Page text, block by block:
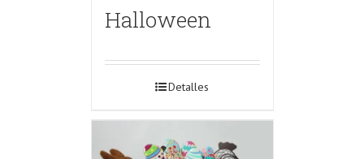
Halloween
Detalles